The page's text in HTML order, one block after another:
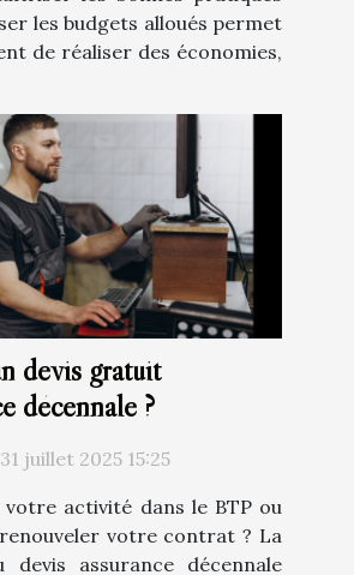
les budgets alloués permet
de réaliser des économies,
devis gratuit
décennale ?
31 juillet 2025 15:25
votre activité dans le BTP ou
votre contrat ? La
devis assurance décennale